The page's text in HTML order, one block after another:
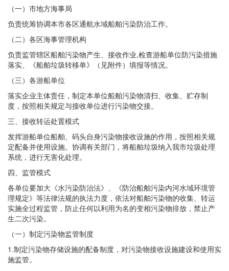
（一）市地方海事局
负责统筹协调本市各区通航水域船舶污染防治工作。
（二）各区海事管理机构
负责监管辖区船舶污染物产生、接收作业,检查游船单位防污染措施
落实、《船舶垃圾转移单》（见附件）填报等情况。
（三）各游船单位
落实企业主体责任，制定本单位船舶污染物清扫、收集、贮存制
度，按照相关规定与接收单位进行污染物交接。
三、接收转运处置模式
发挥游船单位船舶、码头自身污染物接收设施的作用，按照相关规
定配备并使用设施。协调有关部门，将船舶垃圾纳入我市垃圾处理
系统，进行无害化处理。
四、监管模式
各单位要加大《水污染防治法》、《防治船舶污染内河水域环境管
理规定》等法律法规的执法力度，依法对船舶污染物的收集、转运
实施全过程监管，防止任何以利用为名的变相污染物排放，禁止产
生二次污染。
（一）制定污染物监管制度
1.制定污染物存储设施的配备制度，对污染物接收设施建设和使用实
施监管。